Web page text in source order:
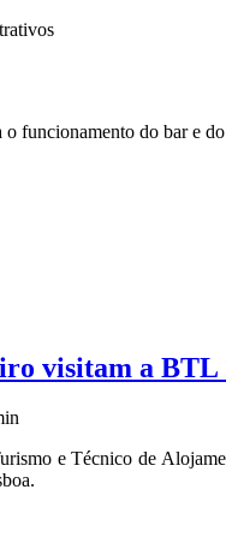
funcionamento do bar e
visitam a BTL
e Técnico de